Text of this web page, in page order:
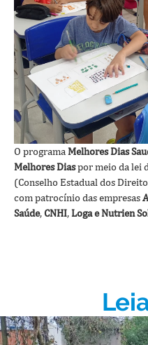
O programa Melhores Dias
Melhores Diaspor meio da lei
(Conselho Estadual dos
com patrocínio das empresas
Saúde, CNHI, Loga e Nutrien